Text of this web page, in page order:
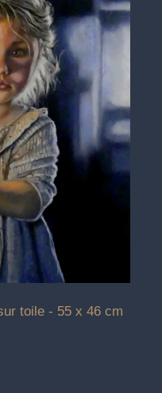
toile - 55 x 46 cm